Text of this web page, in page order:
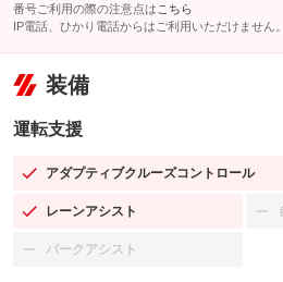
番号ご利用の際の注意点は こちら
IP電話、ひかり電話からはご利用いただけません。
装備
運転支援
アダプティブクルーズコントロール
：装備あり
レーンアシスト
：装備あり
パークアシスト
：装備なし